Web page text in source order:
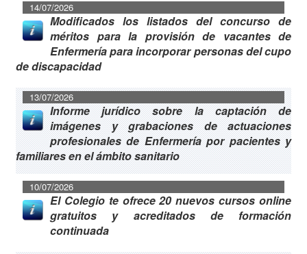
14/07/2026
Modificados los listados del concurso de
méritos para la provisión de vacantes de
Enfermería para incorporar personas del cupo
de discapacidad
13/07/2026
Informe jurídico sobre la captación de
imágenes y grabaciones de actuaciones
profesionales de Enfermería por pacientes y
familiares en el ámbito sanitario
10/07/2026
El Colegio te ofrece 20 nuevos cursos online
gratuitos y acreditados de formación
continuada